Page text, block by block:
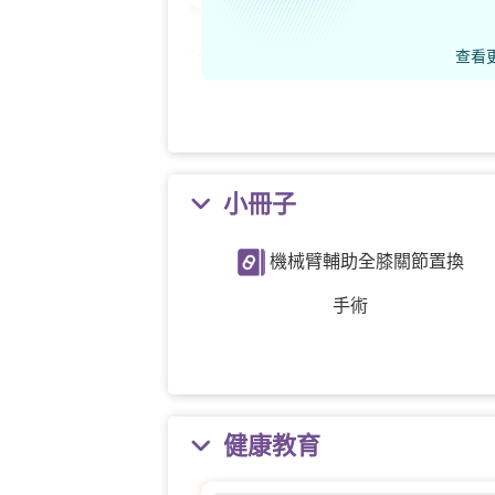
查看
小冊子
機械臂輔助全膝關節置換
手術
健康教育